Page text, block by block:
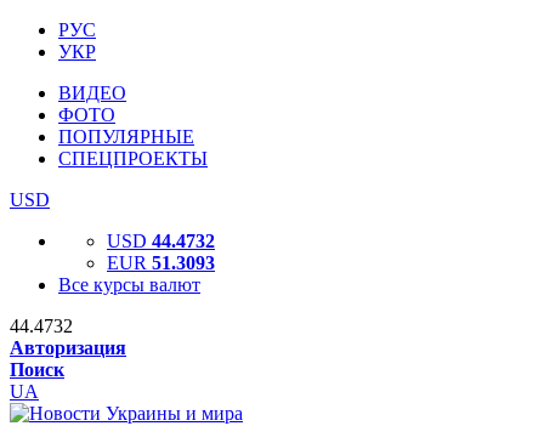
РУС
УКР
ВИДЕО
ФОТО
ПОПУЛЯРНЫЕ
СПЕЦПРОЕКТЫ
USD
USD 44.4732
EUR 51.3093
Все курсы валют
44.4732
Авторизация
Поиск
UA